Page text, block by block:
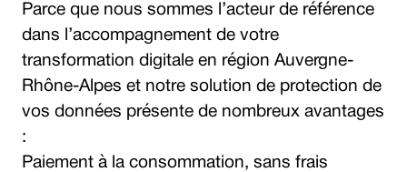
Parce que nous sommes l’acteur de référence
dans l’accompagnement de votre
transformation digitale en région Auvergne-
Rhône-Alpes et notre solution de protection de
vos données présente de nombreux avantages
:
Paiement à la consommation, sans frais